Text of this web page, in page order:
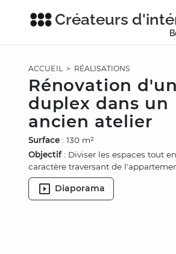
Créateurs
ACCUEIL> RÉALISATIONS
Rénovation d'un
duplex dans un
ancien atelier
Surface : 130 m²
Objectif: Diviser les espaces tout
caractère traversant de
Diaporama